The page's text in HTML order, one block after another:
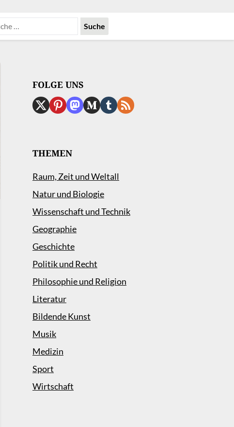
FOLGE UNS
THEMEN
Raum, Zeit und Weltall
Natur und Biologie
Wissenschaft und Technik
Geographie
Geschichte
Politik und Recht
Philosophie und Religion
Literatur
Bildende Kunst
Musik
Medizin
Sport
Wirtschaft